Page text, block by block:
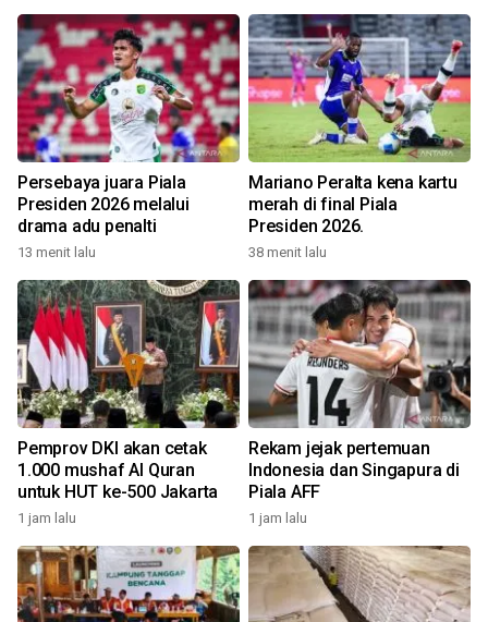
Persebaya juara Piala
Presiden 2026 melalui
drama adu penalti
13 menit lalu
Mariano Peralta kena kartu
merah di final Piala
Presiden 2026.
38 menit lalu
Pemprov DKI akan cetak
1.000 mushaf Al Quran
untuk HUT ke-500 Jakarta
1 jam lalu
Rekam jejak pertemuan
Indonesia dan Singapura di
Piala AFF
1 jam lalu